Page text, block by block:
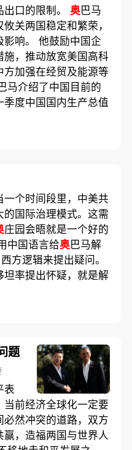
口的限制。 奥巴马
关两国稳定和繁荣，
响。 他鼓励中国企
，推动放宽美国高科
加强在经贸及能源等
马介绍了中国目前的
度中国国内生产总值
个时间段里，中美共
国际治理模式。这需
庄园会晤就是一个好的
中国语言给奥巴马解
方逻辑来提出疑问。
率提出怀疑，就是解
题
表
前经济全球化一定要
然冲突的道路，双方
，造福两国与世界人